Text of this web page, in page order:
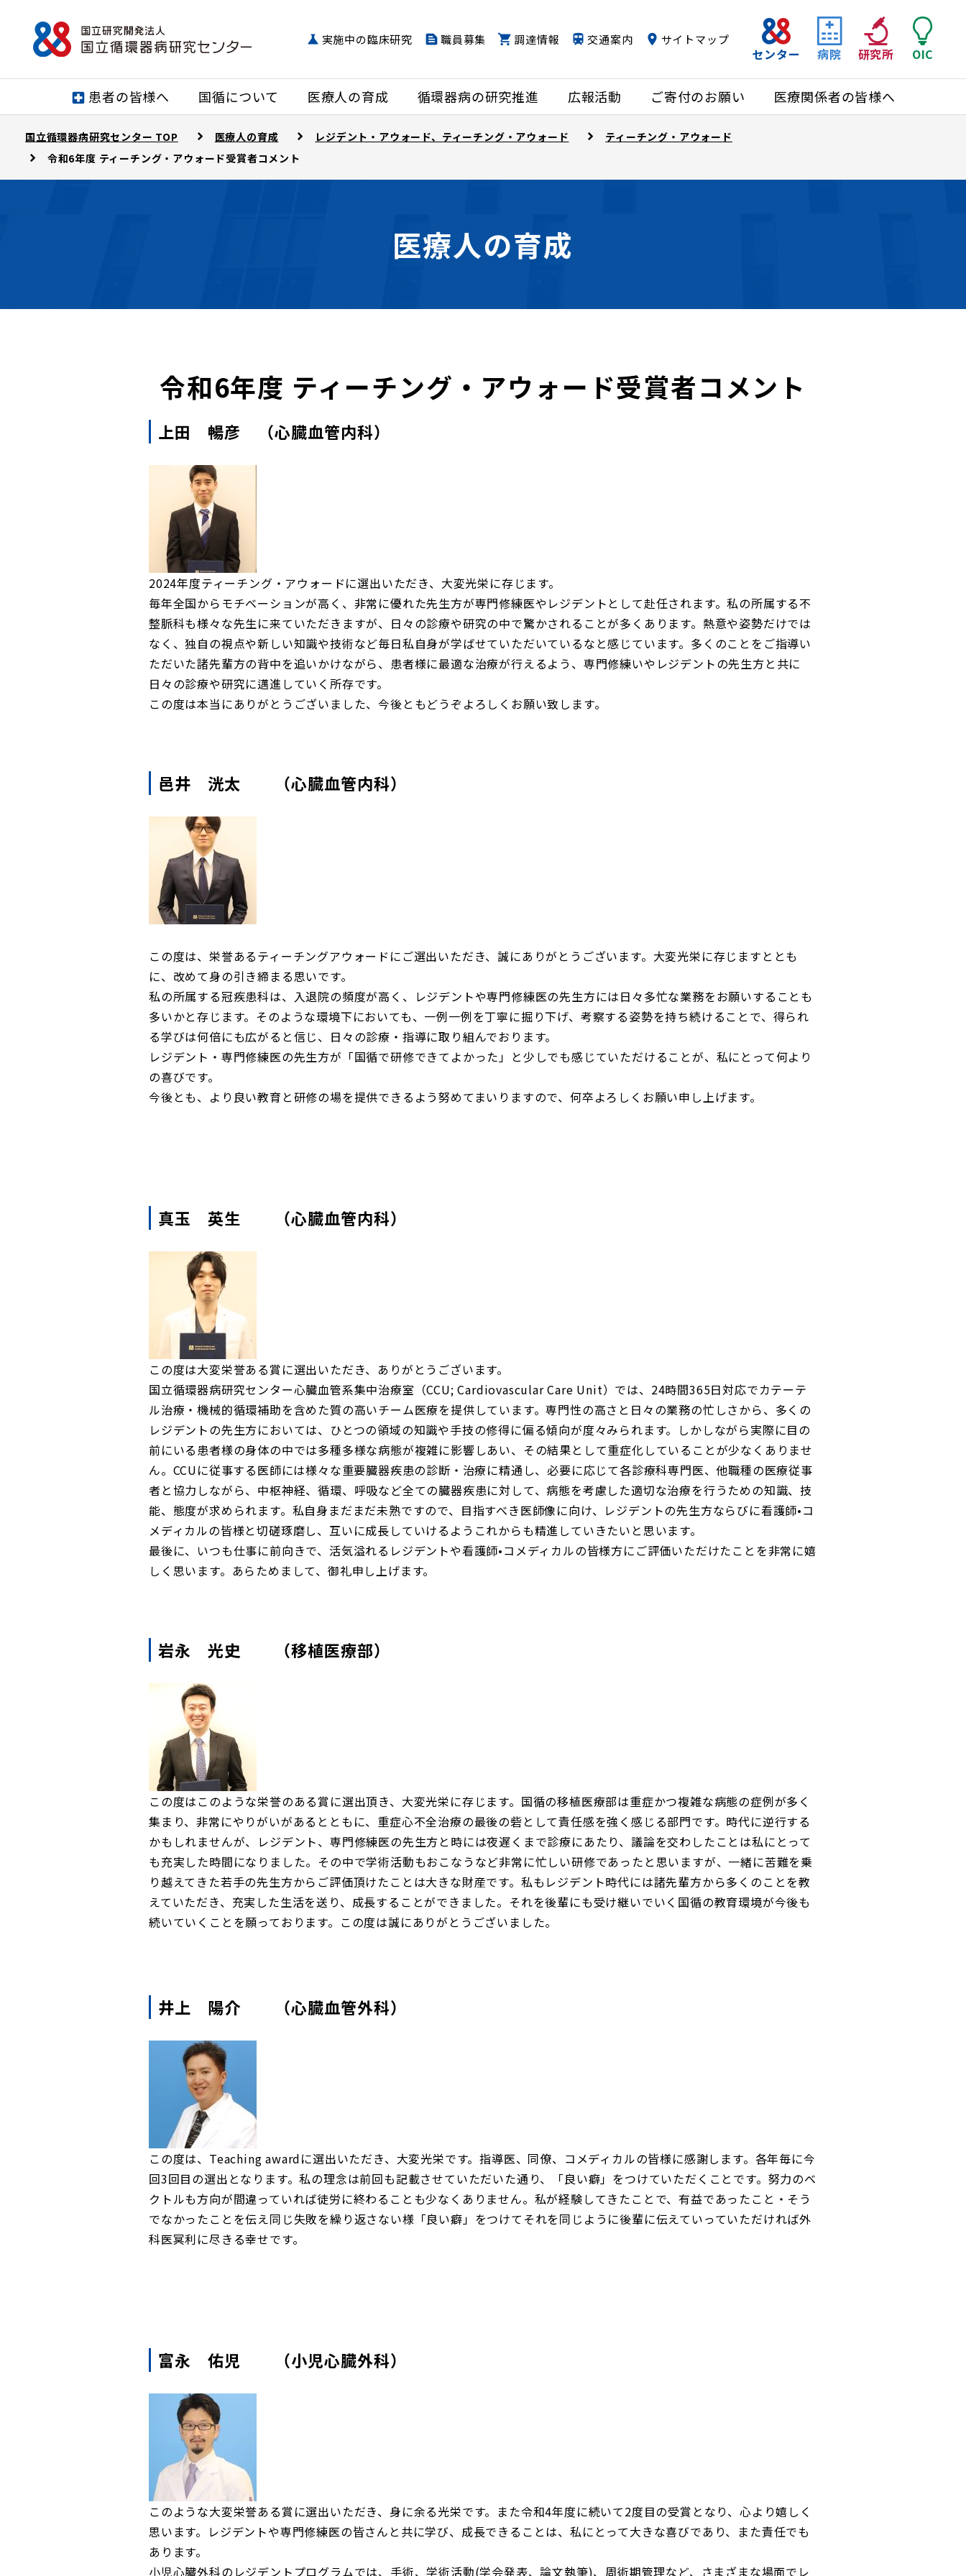
患者の皆様へ 国循について 医療人の育成 循環器病の研究推進 広報活動 ご寄付のお願い 医療関係者の皆様へ
センター 病院 研究所 OIC
実施中の臨床研究 職員募集 調達情報 交通案内 サイトマップ
国立循環器病研究センター TOP 医療人の育成 レジデント・アウォード、ティーチング・アウォード
ティーチング・アウォード
令和6年度 ティーチング・アウォード受賞者コメント
医療人の育成
令和6年度 ティーチング・アウォード受賞者コメント
上田 暢彦 （心臓血管内科）
2024年度ティーチング・アウォードに選出いただき、大変光栄に存じます。
毎年全国からモチベーションが高く、非常に優れた先生方が専門修練医やレジデントとして赴任されます。私の所属する不
整脈科も様々な先生に来ていただきますが、日々の診療や研究の中で驚かされることが多くあります。熱意や姿勢だけでは
なく、独自の視点や新しい知識や技術など毎日私自身が学ばせていただいているなと感じています。多くのことをご指導い
ただいた諸先輩方の背中を追いかけながら、患者様に最適な治療が行えるよう、専門修練いやレジデントの先生方と共に
日々の診療や研究に邁進していく所存です。
この度は本当にありがとうございました、今後ともどうぞよろしくお願い致します。
邑井 洸太 （心臓血管内科）
この度は、栄誉あるティーチングアウォードにご選出いただき、誠にありがとうございます。大変光栄に存じますととも
に、改めて身の引き締まる思いです。
私の所属する冠疾患科は、入退院の頻度が高く、レジデントや専門修練医の先生方には日々多忙な業務をお願いすることも
多いかと存じます。そのような環境下においても、一例一例を丁寧に掘り下げ、考察する姿勢を持ち続けることで、得られ
る学びは何倍にも広がると信じ、日々の診療・指導に取り組んでおります。
レジデント・専門修練医の先生方が「国循で研修できてよかった」と少しでも感じていただけることが、私にとって何より
の喜びです。
今後とも、より良い教育と研修の場を提供できるよう努めてまいりますので、何卒よろしくお願い申し上げます。
真玉 英生 （心臓血管内科）
この度は大変栄誉ある賞に選出いただき、ありがとうございます。
国立循環器病研究センター心臓血管系集中治療室（CCU; Cardiovascular Care Unit）では、24時間365日対応でカテーテ
ル治療・機械的循環補助を含めた質の高いチーム医療を提供しています。専門性の高さと日々の業務の忙しさから、多くの
レジデントの先生方においては、ひとつの領域の知識や手技の修得に偏る傾向が度々みられます。しかしながら実際に目の
前にいる患者様の身体の中では多種多様な病態が複雑に影響しあい、その結果として重症化していることが少なくありませ
ん。CCUに従事する医師には様々な重要臓器疾患の診断・治療に精通し、必要に応じて各診療科専門医、他職種の医療従事
者と協力しながら、中枢神経、循環、呼吸など全ての臓器疾患に対して、病態を考慮した適切な治療を行うための知識、技
能、態度が求められます。私自身まだまだ未熟ですので、目指すべき医師像に向け、レジデントの先生方ならびに看護師•コ
メディカルの皆様と切磋琢磨し、互いに成長していけるようこれからも精進していきたいと思います。
最後に、いつも仕事に前向きで、活気溢れるレジデントや看護師•コメディカルの皆様方にご評価いただけたことを非常に嬉
しく思います。あらためまして、御礼申し上げます。
岩永 光史 （移植医療部）
この度はこのような栄誉のある賞に選出頂き、大変光栄に存じます。国循の移植医療部は重症かつ複雑な病態の症例が多く
集まり、非常にやりがいがあるとともに、重症心不全治療の最後の砦として責任感を強く感じる部門です。時代に逆行する
かもしれませんが、レジデント、専門修練医の先生方と時には夜遅くまで診療にあたり、議論を交わしたことは私にとって
も充実した時間になりました。その中で学術活動もおこなうなど非常に忙しい研修であったと思いますが、一緒に苦難を乗
り越えてきた若手の先生方からご評価頂けたことは大きな財産です。私もレジデント時代には諸先輩方から多くのことを教
えていただき、充実した生活を送り、成長することができました。それを後輩にも受け継いでいく国循の教育環境が今後も
続いていくことを願っております。この度は誠にありがとうございました。
井上 陽介 （心臓血管外科）
この度は、Teaching awardに選出いただき、大変光栄です。指導医、同僚、コメディカルの皆様に感謝します。各年毎に今
回3回目の選出となります。私の理念は前回も記載させていただいた通り、「良い癖」をつけていただくことです。努力のベ
クトルも方向が間違っていれば徒労に終わることも少なくありません。私が経験してきたことで、有益であったこと・そう
でなかったことを伝え同じ失敗を繰り返さない様「良い癖」をつけてそれを同じように後輩に伝えていっていただければ外
科医冥利に尽きる幸せです。
富永 佑児 （小児心臓外科）
このような大変栄誉ある賞に選出いただき、身に余る光栄です。また令和4年度に続いて2度目の受賞となり、心より嬉しく
思います。レジデントや専門修練医の皆さんと共に学び、成長できることは、私にとって大きな喜びであり、また責任でも
あります。
小児心臓外科のレジデントプログラムでは、手術、学術活動(学会発表、論文執筆)、周術期管理など、さまざまな場面でレ